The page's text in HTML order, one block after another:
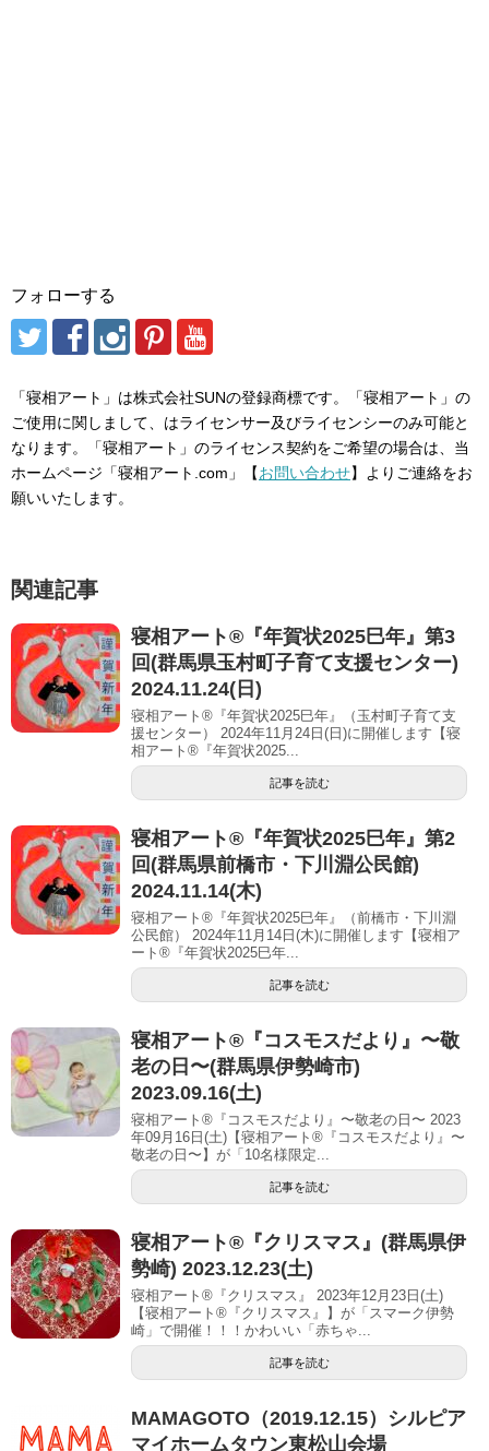
フォローする
「寝相アート」は株式会社SUNの登録商標です。「寝相アート」の
ご使用に関しまして、はライセンサー及びライセンシーのみ可能と
なります。「寝相アート」のライセンス契約をご希望の場合は、当
ホームページ「寝相アート.com」【お問い合わせ】よりご連絡をお
願いいたします。
関連記事
寝相アート®︎『年賀状2025巳年』第3
回(群馬県玉村町子育て支援センター)
2024.11.24(日)
寝相アート®『年賀状2025巳年』（玉村町子育て支
援センター） 2024年11月24日(日)に開催します【寝
相アート®︎『年賀状2025...
記事を読む
寝相アート®︎『年賀状2025巳年』第2
回(群馬県前橋市・下川淵公民館)
2024.11.14(木)
寝相アート®『年賀状2025巳年』（前橋市・下川淵
公民館） 2024年11月14日(木)に開催します【寝相ア
ート®︎『年賀状2025巳年...
記事を読む
寝相アート®︎『コスモスだより』〜敬
老の日〜(群馬県伊勢崎市)
2023.09.16(土)
寝相アート®『コスモスだより』〜敬老の日〜 2023
年09月16日(土)【寝相アート®︎『コスモスだより』〜
敬老の日〜】が「10名様限定...
記事を読む
寝相アート®︎『クリスマス』(群馬県伊
勢崎) 2023.12.23(土)
寝相アート®『クリスマス』 2023年12月23日(土)
【寝相アート®︎『クリスマス』】が「スマーク伊勢
崎」で開催！！！かわいい「赤ちゃ...
記事を読む
MAMAGOTO（2019.12.15）シルピア
マイホームタウン東松山会場